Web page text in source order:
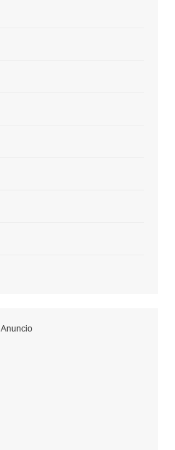
Anuncio